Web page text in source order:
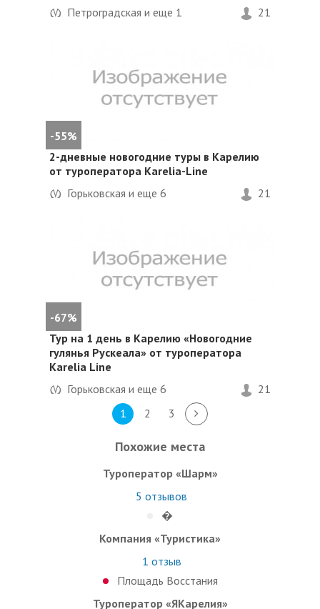
Петроградская и еще 1 21
-55%
2-дневные новогодние туры в Карелию
от туроператора Karelia-Line
Горьковская и еще 6 21
-67%
Тур на 1 день в Карелию «Новогодние
гулянья Рускеала» от туроператора
Karelia Line
Горьковская и еще 6
21
1
2 3
Похожие места
Туроператор «Шарм»
5 отзывов
�
Компания «Туристика»
1 отзыв
Площадь Восстания
Туроператор «ЯКарелия»